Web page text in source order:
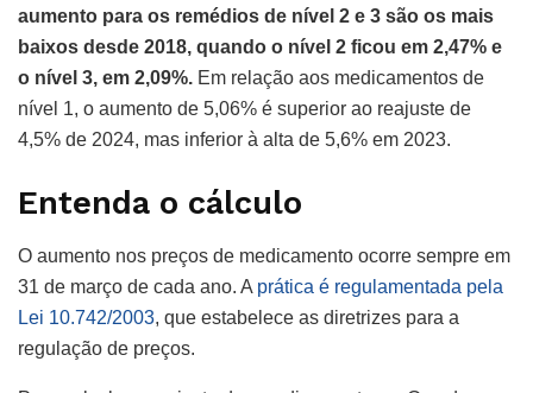
aumento para os remédios de nível 2 e 3 são os mais
baixos desde 2018, quando o nível 2 ficou em 2,47% e
o nível 3, em 2,09%. Em relação aos medicamentos de
nível 1, o aumento de 5,06% é superior ao reajuste de
4,5% de 2024, mas inferior à alta de 5,6% em 2023.
Entenda o cálculo
O aumento nos preços de medicamento ocorre sempre em
31 de março de cada ano. A prática é regulamentada pela
Lei 10.742/2003, que estabelece as diretrizes para a
regulação de preços.